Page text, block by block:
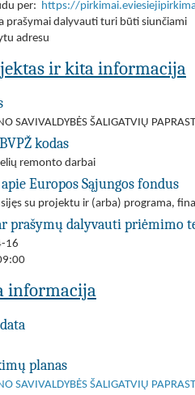
per: https://
prašymai dalyvauti turi būti siunčiami
adresu
ir kita informacija
SAVIVALDYBĖS ŠALIGATVIŲ
kodas
remonto darbai
Europos Sąjungos fondus
su projektu ir (arba) programa,
prašymų dalyvauti priėmimo
16
informacija
planas
SAVIVALDYBĖS ŠALIGATVIŲ